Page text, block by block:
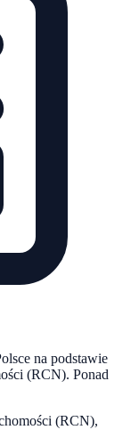
na podstawie
(RCN). Ponad
(RCN),